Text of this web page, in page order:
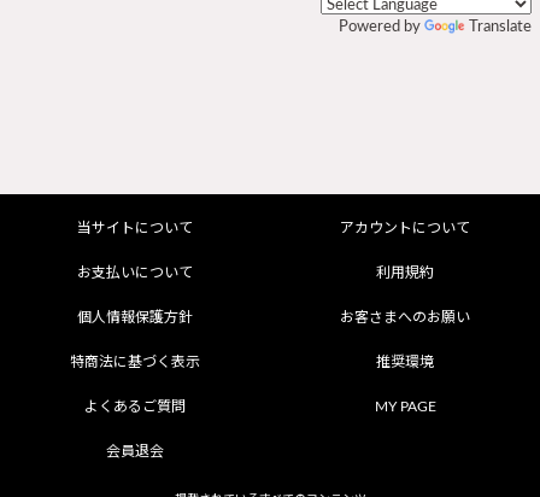
Powered by Translate
当サイトについて アカウントについて
お支払いについて 利用規約
個人情報保護方針 お客さまへのお願い
特商法に基づく表示 推奨環境
よくあるご質問 MY PAGE
会員退会